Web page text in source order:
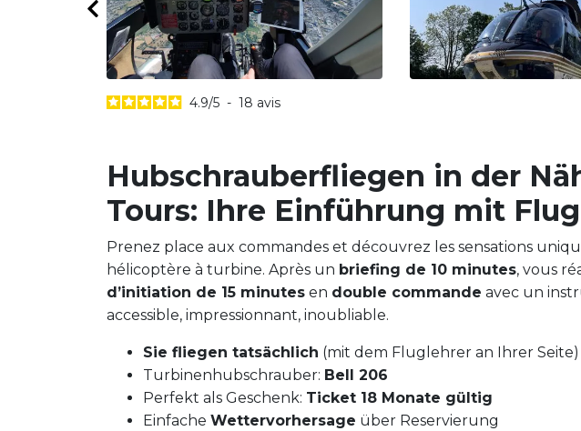
4.9/5 - 18 avis
Hubschrauberfliegen in der
Tours: Ihre Einführung mit
Prenez place aux commandes et découvrez les sensations
hélicoptère à turbine. Après un briefing de 10 minutes, vous
d’initiation de 15 minutes en double commande avec un
accessible, impressionnant, inoubliable.
Sie fliegen tatsächlich (mit dem Fluglehrer an Ihrer Seite)
Turbinenhubschrauber: Bell 206
Perfekt als Geschenk: Ticket 18 Monate gültig
Einfache Wettervorhersage über Reservierung